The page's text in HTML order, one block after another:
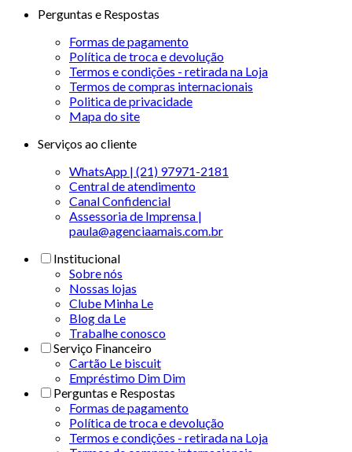
Perguntas e Respostas
Formas de pagamento
Política de troca e devolução
Termos e condições - retirada na Loja
Termos de compras internacionais
Politica de privacidade
Mapa do site
Serviços ao cliente
WhatsApp | (21) 97971-2181
Central de atendimento
Canal Confidencial
Assessoria de Imprensa |
paula@agenciaamais.com.br
Institucional
Sobre nós
Nossas lojas
Clube Minha Le
Blog da Le
Trabalhe conosco
Serviço Financeiro
Cartão Le biscuit
Empréstimo Dim Dim
Perguntas e Respostas
Formas de pagamento
Política de troca e devolução
Termos e condições - retirada na Loja